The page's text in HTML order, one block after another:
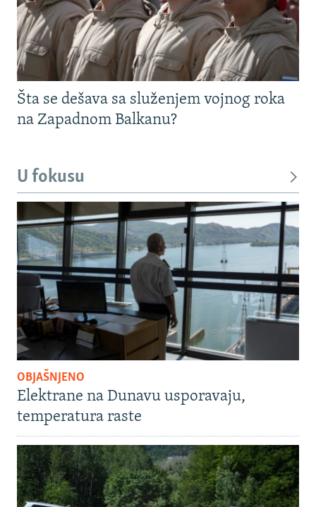
Šta se dešava sa služenjem vojnog roka
na Zapadnom Balkanu?
U fokusu
OBJAŠNJENO
Elektrane na Dunavu usporavaju,
temperatura raste